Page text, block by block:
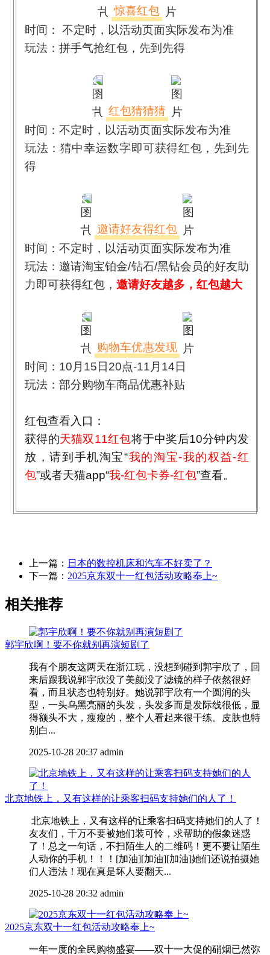
惊喜红包
时间： 不定时，以活动页面实际发布为准
玩法：拼手气抢红包，先到先得
红包猜猜猜
时间：不定时，以活动页面实际发布为准
玩法：猜中幸运数字即可获得红包，先到先
得
邀请好友得红包
时间：不定时，以活动页面实际发布为准
玩法：邀请淘宝铂金/钻石/黑钻会员的好友助
力即可获得红包， 邀请好友越多，红包越大
购物车优惠发现
时间：10月15日20点-11月14日
玩法：部分购物车商品优惠补贴
红包查看入口：
获得的天猫双11红包将于中奖后10分钟内发
放，请到手机淘宝“我的淘宝-我的权益-红
包”或者天猫app“我-红包卡券-红包”查看。
上一篇： 日本的数控机床和汽车不好卖了？
下一篇： 2025京东双十一红包活动攻略奉上~
相关推荐
郭宇欣啊！要不你就别再演短剧了
我有个朋友这两天在浙江玩，没想到碰到郭宇欣了，回
来后跟我说郭宇欣没了美颜没了滤镜的样子依然很好
看，而且状态也特别好。她说郭宇欣有一个圆润的头
型，一头乌黑亮丽的头发，头发多而是发际线很低，显
得额头不大，瘦瘦的，整个人看起来很干练。皮肤也特
别白...
2025-10-28 20:37 admin
北京地铁上，又有这样的让乘客扫码支持她们的人了！
北京地铁上，又有这样的让乘客扫码支持她们的人了！
友友们，千万不要被她们装可怜，求帮助的假象迷惑
了！总之一句话，不扫陌生人的二维码！更不要让陌生
人动你的手机！！！[加油][加油][加油]她们还说拍摄她
们人违法！现在真是坏人要翻天...
2025-10-28 20:32 admin
2025京东双十一红包活动攻略奉上~
一年一度的全民购物盛宴——双十一大促的硝烟已然弥